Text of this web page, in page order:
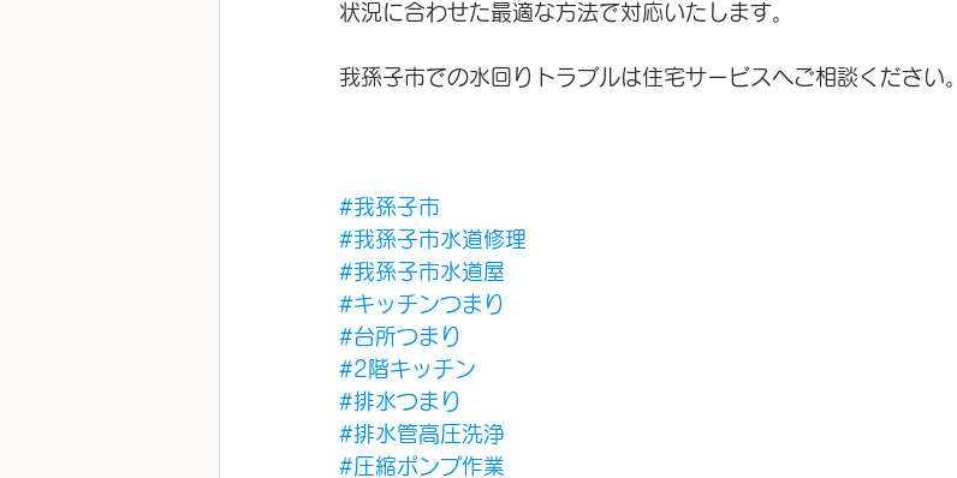
状況に合わせた最適な方法で対応いたします。
我孫子市での水回りトラブルは住宅サービスへご相談ください。
#我孫子市
#我孫子市水道修理
#我孫子市水道屋
#キッチンつまり
#台所つまり
#2階キッチン
#排水つまり
#排水管高圧洗浄
#圧縮ポンプ作業